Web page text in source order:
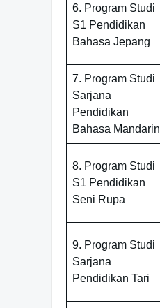
6. Program Studi
S1 Pendidikan
Bahasa Jepang
7. Program Studi
Sarjana
Pendidikan
Bahasa Mandarin
8. Program Studi
S1 Pendidikan
Seni Rupa
9. Program Studi
Sarjana
Pendidikan Tari